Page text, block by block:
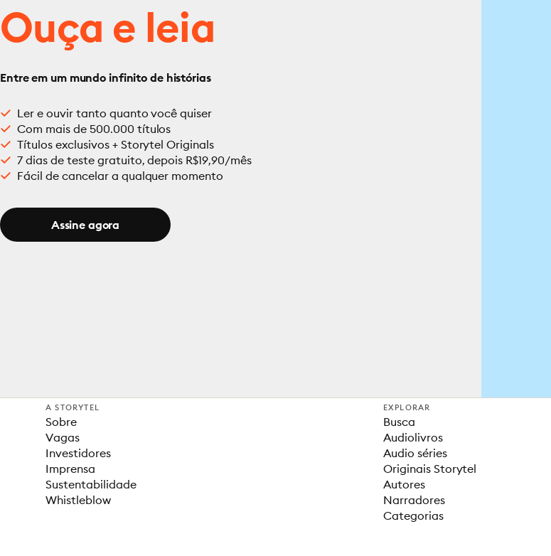
Ouça e leia
Entre em um mundo infinito de histórias
Ler e ouvir tanto quanto você quiser
Com mais de 500.000 títulos
Títulos exclusivos + Storytel Originals
7 dias de teste gratuito, depois R$19,90/mês
Fácil de cancelar a qualquer momento
Assine agora
A STORYTEL
Sobre
Vagas
Investidores
Imprensa
Sustentabilidade
Whistleblow
EXPLORAR
Busca
Audiolivros
Audio séries
Originais Storytel
Autores
Narradores
Categorias